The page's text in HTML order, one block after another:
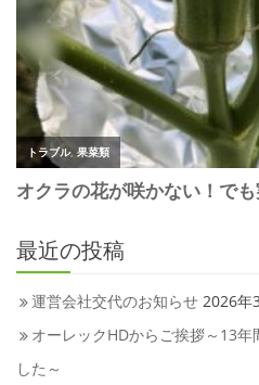
最近の投稿
運営会社交代のお知らせ 2026年
オーレックHDからご挨拶～13
した～